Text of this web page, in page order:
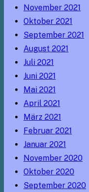
November 2021
Oktober 2021
September 2021
August 2021
Juli 2021
Juni 2021
Mai 2021
April 2021
März 2021
Februar 2021
Januar 2021
November 2020
Oktober 2020
September 2020